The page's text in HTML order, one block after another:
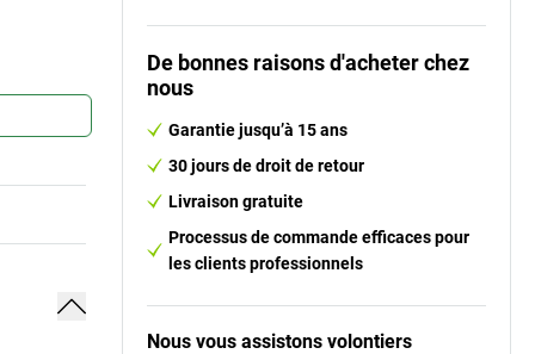
De bonnes raisons d'acheter chez
nous
Garantie jusqu’à 15 ans
30 jours de droit de retour
Livraison gratuite
Processus de commande efficaces pour
les clients professionnels
Nous vous assistons volontiers